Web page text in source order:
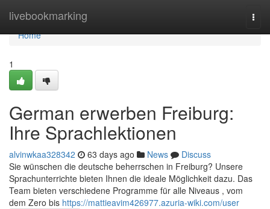
livebookmarking
Home
Home
1
German erwerben Freiburg:
Ihre Sprachlektionen
alvinwkaa328342 63 days ago News
Discuss
Sie wünschen die deutsche beherrschen in Freiburg? Unsere
Sprachunterrichte bieten Ihnen die ideale Möglichkeit dazu. Das
Team bieten verschiedene Programme für alle Niveaus , vom
dem Zero bis https://mattieavim426977.azuria-wiki.com/user